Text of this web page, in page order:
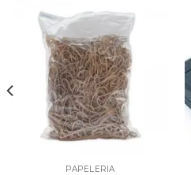
PAPELERIA